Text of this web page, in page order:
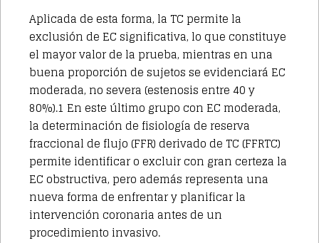
Aplicada de esta forma, la TC permite la
exclusión de EC significativa, lo que constituye
el mayor valor de la prueba, mientras en una
buena proporción de sujetos se evidenciará EC
moderada, no severa (estenosis entre 40 y
80%).1 En este último grupo con EC moderada,
la determinación de fisiología de reserva
fraccional de flujo (FFR) derivado de TC (FFRTC)
permite identificar o excluir con gran certeza la
EC obstructiva, pero además representa una
nueva forma de enfrentar y planificar la
intervención coronaria antes de un
procedimiento invasivo.